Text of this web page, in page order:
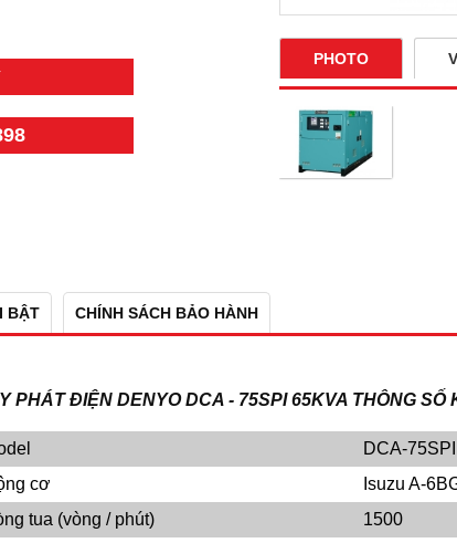
PHOTO
BẬT CHÍNH SÁCH BẢO HÀNH
PHÁT ĐIỆN DENYO DCA - 75SPI 65KVA THÔNG
DCA-75SPI
cơ
Isuzu A-
tua (vòng / phút)
1500